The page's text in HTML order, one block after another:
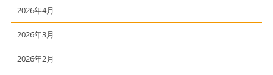
2026年4月
2026年3月
2026年2月